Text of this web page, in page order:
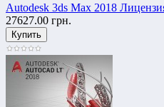
Autodesk 3ds Max 2018
27627.00 грн.